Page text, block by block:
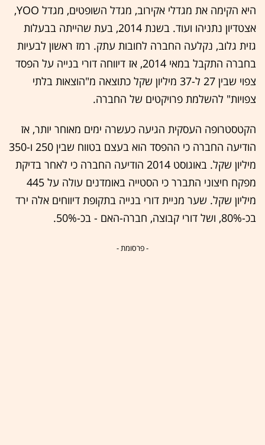
היא הקימה את מגדלי אקירוב, מגדל השופטים, מגדל YOO,
אצטדיון נתניהו ועוד. בשנת 2014, בעת שהייתה בבעלות
גזית גלוב, נקלעה החברה לחובות עתק. רמז ראשון לבעיות
בחברה התקבל במאי 2014, אז דיווחה דורי בנייה על הפסד
צפוי שבין 27 ל-37 מיליון שקל כתוצאה מ"הוצאות בלתי
צפויות" להשלמת פרויקטים של החברה.
הקטסטרופה העסקית הגיעה כעשרה ימים מאוחר יותר, אז
הודיעה החברה כי ההפסד הוא בעצם בטווח שבין 250 ו-350
מיליון שקל. באוגוסט 2014 הודיעה החברה כי לאחר בדיקת
מפקח חיצוני התברר כי הסטייה באומדנים עולה על 445
מיליון שקל. שער מניית דורי בנייה בתקופת דיווחים אלה ירד
בכ-80%, ושל דורי קבוצה, חברה-האם - בכ-50%.
- פרסומת -